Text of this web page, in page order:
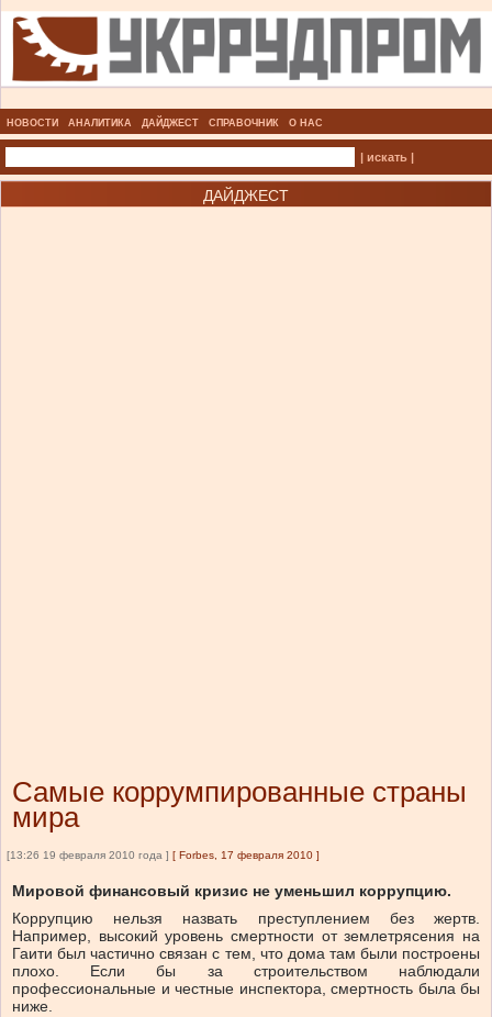
НОВОСТИ АНАЛИТИКА ДАЙДЖЕСТ СПРАВОЧНИК О НАС
| искать |
ДАЙДЖЕСТ
Самые коррумпированные страны
мира
[13:26 19 февраля 2010 года ] [ Forbes, 17 февраля 2010 ]
Мировой финансовый кризис не уменьшил коррупцию.
Коррупцию нельзя назвать преступлением без жертв.
Например, высокий уровень смертности от землетрясения на
Гаити был частично связан с тем, что дома там были построены
плохо. Если бы за строительством наблюдали
профессиональные и честные инспектора, смертность была бы
ниже.